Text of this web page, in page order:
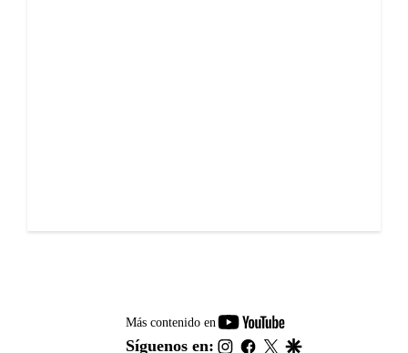
Más contenido en
youtube-
footer
Síguenos en: instagram
facebook
twitter